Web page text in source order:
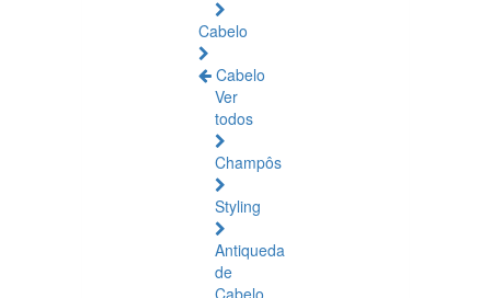
Cabelo
Cabelo
Ver
todos
Champôs
Styling
Antiqueda
de
Cabelo